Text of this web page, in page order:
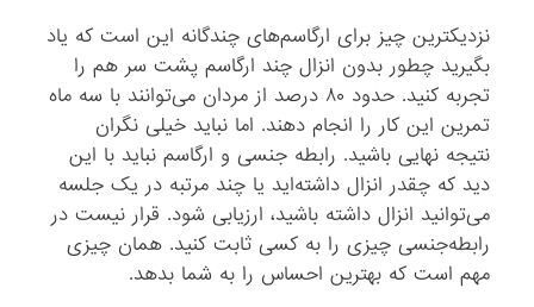
نزدیکترین چیز برای ارگاسم‌های چندگانه این است که یاد
بگیرید چطور بدون انزال چند ارگاسم پشت سر هم را
تجربه کنید. حدود ۸۰ درصد از مردان می‌توانند با سه ماه
تمرین این کار را انجام دهند. اما نباید خیلی نگران
نتیجه نهایی باشید. رابطه جنسی و ارگاسم نباید با این
دید که چقدر انزال داشته‌اید یا چند مرتبه در یک جلسه
می‌توانید انزال داشته باشید، ارزیابی شود. قرار نیست در
رابطه‌جنسی چیزی را به کسی ثابت کنید. همان چیزی
مهم است که بهترین احساس را به شما بدهد.